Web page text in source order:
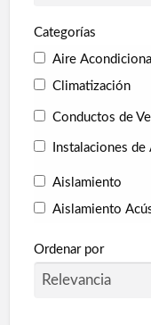
Categorías
Aire
Climatización
Conductos de
Instalaciones
Aislamiento
Aislamiento
Collarines
Ordenar por